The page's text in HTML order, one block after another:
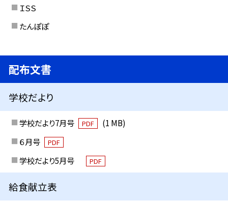
ＩＳＳ
たんぽぽ
配布文書
学校だより
学校だより7月号 PDF
(1 MB)
６月号
PDF
学校だより5月号 PDF
給食献立表